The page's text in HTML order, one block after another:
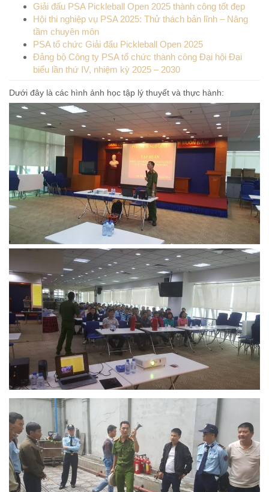
Giải đấu PSA Pickleball Open 2025 thành công tốt đẹp
Hội thi nghiệp vụ PSA 2025: Thử thách bản lĩnh – Nâng
tầm chuyên môn
PSA tổ chức Giải đấu Pickleball Open 2025
Đảng bộ Công ty PSA tổ chức thành công Đại hội Đại
biểu lần thứ IV, nhiệm kỳ 2025 – 2030
Dưới đây là các hình ảnh học tập lý thuyết và thực hành: